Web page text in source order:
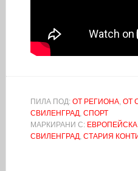
ПИЛА ПОД: ОТ РЕГИОНА, ОТ
СВИЛЕНГРАД СПОРТ
МАРКИРАНИ С: ЕВРОПЕЙСКА
СВИЛЕНГРАД СТАРИЯ